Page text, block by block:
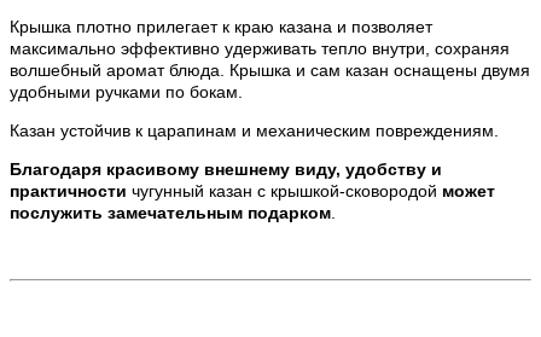
Крышка плотно прилегает к краю казана и позволяет
максимально эффективно удерживать тепло внутри, сохраняя
волшебный аромат блюда. Крышка и сам казан оснащены двумя
удобными ручками по бокам.
Казан устойчив к царапинам и механическим повреждениям.
Благодаря красивому внешнему виду, удобству и
практичности чугунный казан с крышкой-сковородой может
послужить замечательным подарком.